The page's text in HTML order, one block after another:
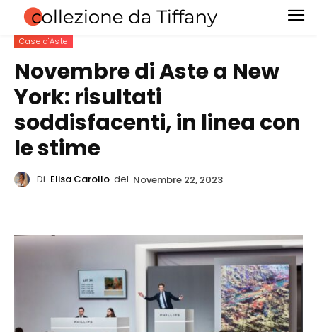
Case d'Aste
Novembre di Aste a New
York: risultati
soddisfacenti, in linea con
le stime
Di Elisa Carollo del Novembre 22, 2023